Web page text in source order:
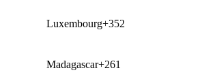
Luxembourg+352
Madagascar+261